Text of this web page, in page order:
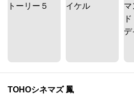
TOHOシネマズ 鳳